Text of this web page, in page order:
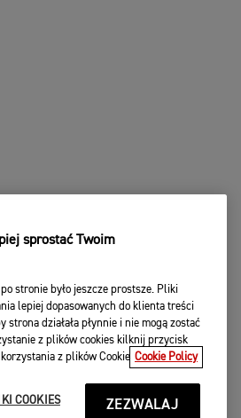
sprostać Twoim
stronie było jeszcze prostsze. Pliki
lepiej dopasowanych do klienta treści
działała płynnie i nie mogą zostać
z plików cookies kilknij przycisk
z plików Cookie Cookie Policy
COOKIES ZEZWALAJ